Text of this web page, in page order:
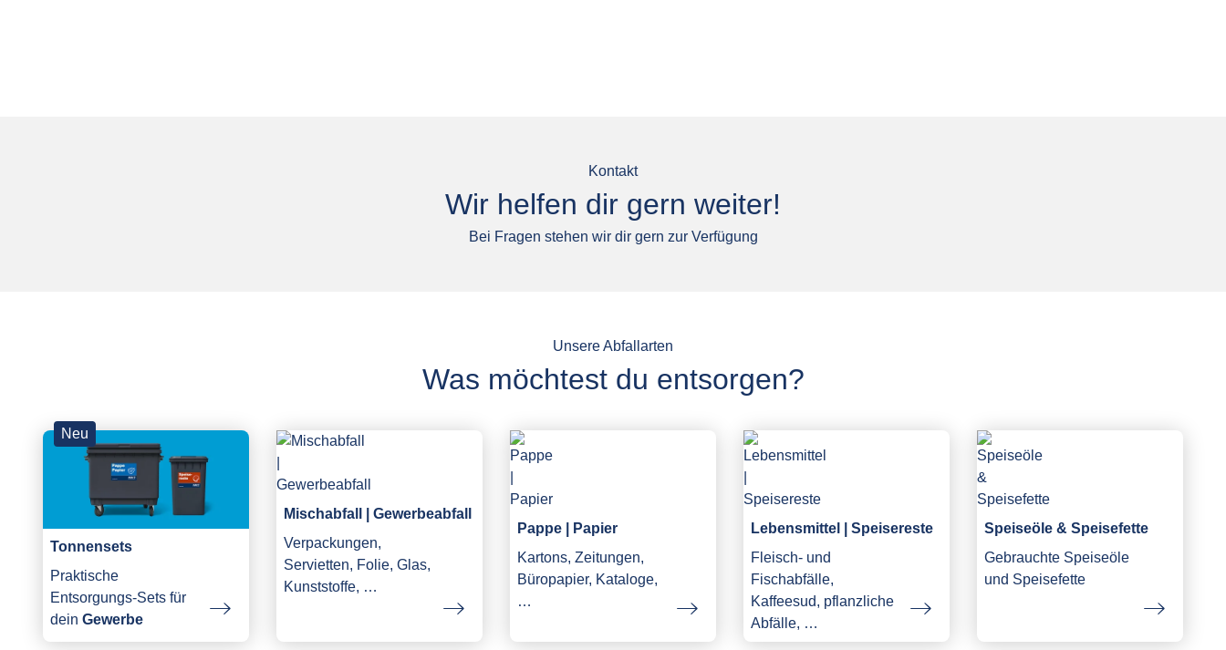
Kontakt
Wir helfen dir gern weiter!
Bei Fragen stehen wir dir gern zur Verfügung
Unsere Abfallarten
Was möchtest du entsorgen?
Neu
Tonnensets
Praktische
Entsorgungs-Sets für
dein Gewerbe
Mischabfall | Gewerbeabfall
Verpackungen,
Servietten, Folie, Glas,
Kunststoffe, …
Pappe | Papier
Kartons, Zeitungen,
Büropapier, Kataloge,
…
Lebensmittel | Speisereste
Fleisch- und
Fischabfälle,
Kaffeesud, pflanzliche
Abfälle, …
Speiseöle & Speisefette
Gebrauchte Speiseöle
und Speisefette